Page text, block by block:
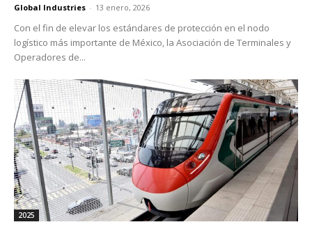
Global Industries - 13 enero, 2026
Con el fin de elevar los estándares de protección en el nodo
logístico más importante de México, la Asociación de Terminales y
Operadores de...
2025